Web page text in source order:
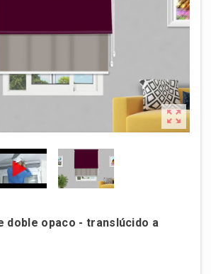

doble opaco - translúcido a